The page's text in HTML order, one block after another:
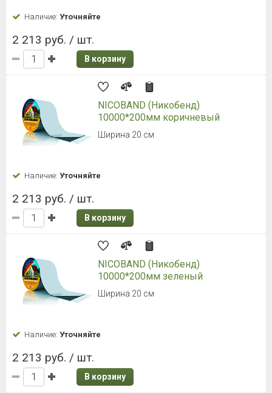
Наличие: Уточняйте
2 213 руб. / шт.
В корзину
NICOBAND (Никобенд)
10000*200мм коричневый
Ширина 20 см
Наличие: Уточняйте
2 213 руб. / шт.
В корзину
NICOBAND (Никобенд)
10000*200мм зеленый
Ширина 20 см
Наличие: Уточняйте
2 213 руб. / шт.
В корзину